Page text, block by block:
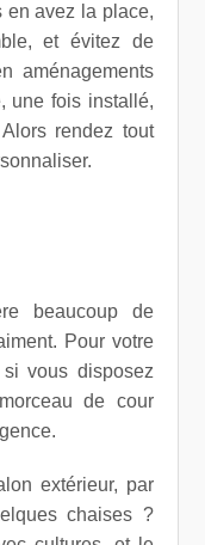
en avez la place,
et évitez de
aménagements
une fois installé,
Alors rendez tout
beaucoup de
Pour votre
vous disposez
de cour
extérieur, par
chaises ?